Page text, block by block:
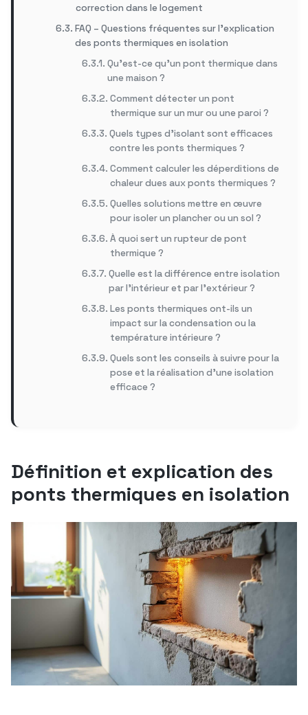
correction dans le logement
FAQ – Questions fréquentes sur l’explication
des ponts thermiques en isolation
Qu’est-ce qu’un pont thermique dans
une maison ?
Comment détecter un pont
thermique sur un mur ou une paroi ?
Quels types d’isolant sont efficaces
contre les ponts thermiques ?
Comment calculer les déperditions de
chaleur dues aux ponts thermiques ?
Quelles solutions mettre en œuvre
pour isoler un plancher ou un sol ?
À quoi sert un rupteur de pont
thermique ?
Quelle est la différence entre isolation
par l’intérieur et par l’extérieur ?
Les ponts thermiques ont-ils un
impact sur la condensation ou la
température intérieure ?
Quels sont les conseils à suivre pour la
pose et la réalisation d’une isolation
efficace ?
Définition et explication des
ponts thermiques en isolation